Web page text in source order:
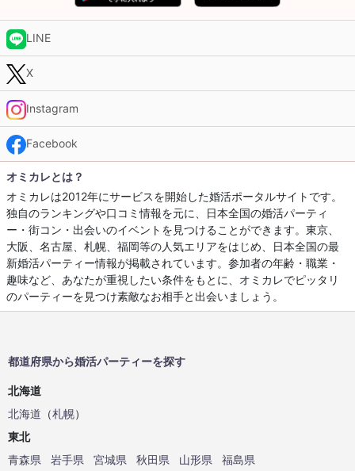
LINE
X
Instagram
Facebook
オミカレとは？
オミカレは2012年にサービスを開始した婚活ポータルサイトです。
独自のランキングや口コミ情報を元に、日本全国の婚活パーティ
ー・街コン・出会いのイベントを見つけることができます。東京、
大阪、名古屋、札幌、福岡等の人気エリアをはじめ、日本全国の最
新婚活パーティー情報が掲載されています。参加者の年齢・職業・
趣味など、あなたが重視したい条件をもとに、オミカレでピッタリ
のパーティーを見つけ素敵なお相手と出会いましょう。
都道府県から婚活パーティーを探す
北海道
北海道 （札幌）
東北
青森県
岩手県 宮城県 秋田県 山形県
福島県